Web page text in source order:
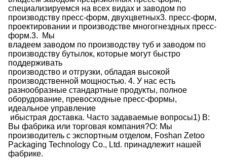
специализируемся на всех видах и заводом по
производству пресс-форм, двухцветных3. пресс-форм,
проектировании и производстве многогнездных пресс-
форм.3.
Мы
владеем заводом по производству туб и заводом по
производству бутылок, которые могут быстро
поддерживать
производство и отгрузки, обладая высокой
производственной мощностью. 4. У нас есть
разнообразные стандартные продукты, полное
оборудование, превосходные пресс-формы,
идеальное управление
ибыстрая доставка. Часто задаваемые вопросы1) В:
Вы фабрика или торговая компания?О: Мы
производитель с экспортным отделом, Foshan Zetoo
Packaging Technology Co., Ltd. принадлежит нашей
фабрике.